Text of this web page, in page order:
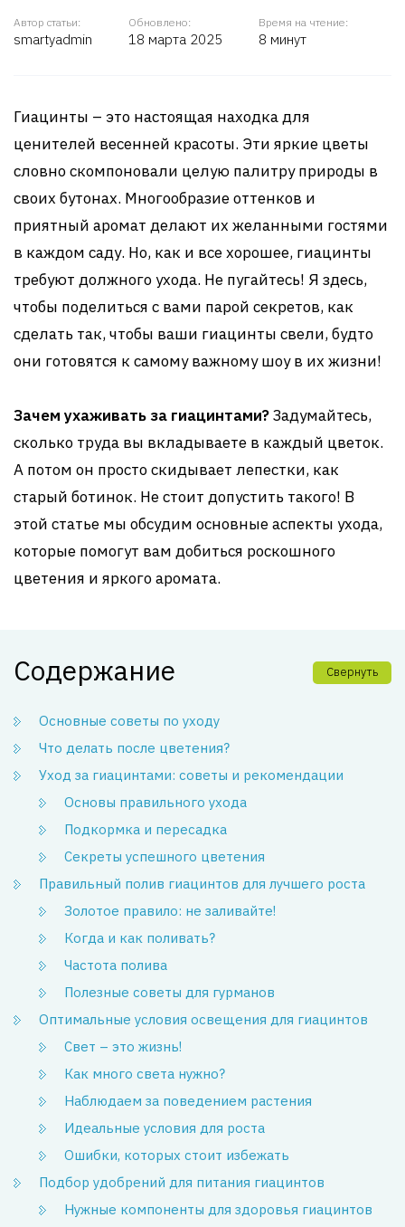
Автор статьи:
smartyadmin
Обновлено:
18 марта 2025
Время на чтение:
8 минут
Гиацинты – это настоящая находка для
ценителей весенней красоты. Эти яркие цветы
словно скомпоновали целую палитру природы в
своих бутонах. Многообразие оттенков и
приятный аромат делают их желанными гостями
в каждом саду. Но, как и все хорошее, гиацинты
требуют должного ухода. Не пугайтесь! Я здесь,
чтобы поделиться с вами парой секретов, как
сделать так, чтобы ваши гиацинты свели, будто
они готовятся к самому важному шоу в их жизни!
Зачем ухаживать за гиацинтами?Задумайтесь,
сколько труда вы вкладываете в каждый цветок.
А потом он просто скидывает лепестки, как
старый ботинок. Не стоит допустить такого! В
этой статье мы обсудим основные аспекты ухода,
которые помогут вам добиться роскошного
цветения и яркого аромата.
Содержание Свернуть
Основные советы по уходу
Что делать после цветения?
Уход за гиацинтами: советы и рекомендации
Основы правильного ухода
Подкормка и пересадка
Секреты успешного цветения
Правильный полив гиацинтов для лучшего роста
Золотое правило: не заливайте!
Когда и как поливать?
Частота полива
Полезные советы для гурманов
Оптимальные условия освещения для гиацинтов
Свет – это жизнь!
Как много света нужно?
Наблюдаем за поведением растения
Идеальные условия для роста
Ошибки, которых стоит избежать
Подбор удобрений для питания гиацинтов
Нужные компоненты для здоровья гиацинтов